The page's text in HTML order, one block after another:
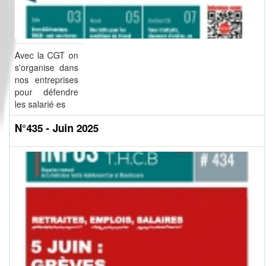
Avec la CGT on
s'organise dans
nos entreprises
pour défendre
les salarié·es
N°435 - Juin 2025